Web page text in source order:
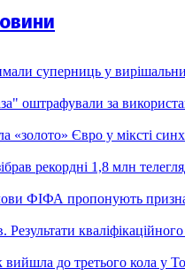
суперниць у
оштрафували за
«золото» Євро у міксті
рекордні 1,8 млн
ФІФА пропонують
Результати
до третього кола у